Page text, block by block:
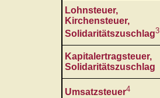
Lohnsteuer,
Kirchensteuer,
Solidaritätszuschlag3
Kapitalertragsteuer,
Solidaritätszuschlag
Umsatzsteuer4